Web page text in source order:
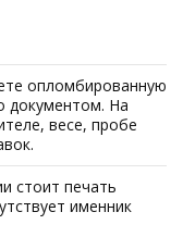
опломбированную
документом. На
весе, пробе
стоит печать
именник